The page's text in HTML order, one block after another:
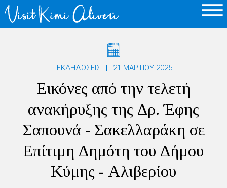
ΕΚΔΗΛΩΣΕΙΣ 21 ΜΑΡΤΊΟΥ 2025
Εικόνες από την τελετή
ανακήρυξης της Δρ. Έφης
Σαπουνά - Σακελλαράκη σε
Επίτιμη Δημότη του Δήμου
Κύμης - Αλιβερίου